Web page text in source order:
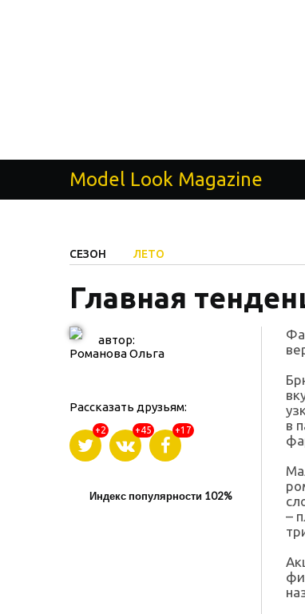
Model Look Magazine
СЕЗОН ЛЕТО
Главная
в
–
автор:
Романова Ольга
Рассказать друзьям:
+2 +45 +17
Индекс популярности 102%